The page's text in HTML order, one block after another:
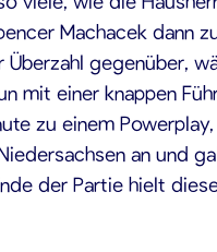
Machacek dann
gegenüber,
mit einer knappen
zu einem
an und
der Partie hielt